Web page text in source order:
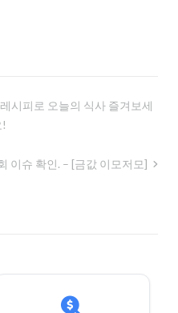
시피로 오늘의 식사 즐겨보세
!
이슈 확인. – [금값 이모저모]